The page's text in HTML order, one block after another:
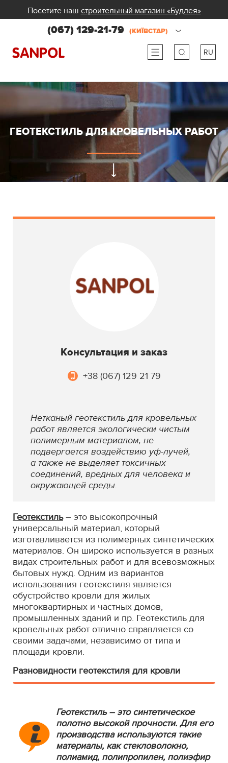
Посетите наш строительный магазин «Будлея»
(067) 129-21-79 (КИЇВСТАР)
RU
ua
ГЕОТЕКСТИЛЬ ДЛЯ КРОВЕЛЬНЫХ РАБОТ
Консультация и заказ
+38 (067) 129 21 79
Нетканый геотекстиль для кровельных
работ является экологически чистым
полимерным материалом, не
подвергается воздействию уф-лучей,
а также не выделяет токсичных
соединений, вредных для человека и
окружающей среды.
Геотекстиль – это высокопрочный
универсальный материал, который
изготавливается из полимерных синтетических
материалов. Он широко используется в разных
видах строительных работ и для всевозможных
бытовых нужд. Одним из вариантов
использования геотекстиля является
обустройство кровли для жилых
многоквартирных и частных домов,
промышленных зданий и пр. Геотекстиль для
кровельных работ отлично справляется со
своими задачами, независимо от типа и
площади кровли.
Разновидности геотекстиля для кровли
Геотекстиль – это синтетическое
полотно высокой прочности. Для его
производства используются такие
материалы, как стекловолокно,
полиамид, полипропилен, полиэфир